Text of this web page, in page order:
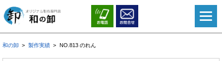
和の卸 製作実績 NO.813 のれん